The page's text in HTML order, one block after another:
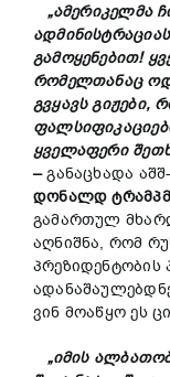
„ამერიკელმა
ადმინისტრაციას
გამოყენებით!
რომელთანაც
გვყავს გიჟები,
ყველაფერი
–განაცხადა
დონალდ
გამართულ
აღნიშნა, რომ
ვინ მოაწყო ეს
„იმის